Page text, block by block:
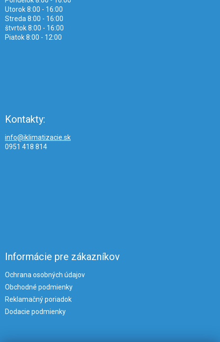
Utorok 8:00 - 16:00
Streda 8:00 - 16:00
štvrtok 8:00 - 16:00
Piatok 8:00 - 12:00
Kontakty:
info@iklimatizacie.sk
0951 418 814
Informácie pre zákazníkov
Ochrana osobných údajov
Obchodné podmienky
Reklamačný poriadok
Dodacie podmienky